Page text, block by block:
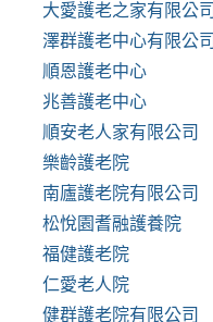
大愛護老之家有限公司
澤群護老中心有限公司
順恩護老中心
兆善護老中心
順安老人家有限公司
樂齡護老院
南廬護老院有限公司
松悅園耆融護養院
福健護老院
仁愛老人院
健群護老院有限公司